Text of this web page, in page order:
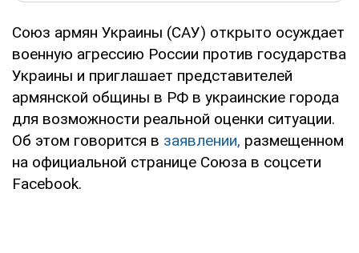
Союз армян Украины (САУ) открыто осуждает
военную агрессию России против государства
Украины и приглашает представителей
армянской общины в РФ в украинские города
для возможности реальной оценки ситуации.
Об этом говорится в заявлении, размещенном
на официальной странице Союза в соцсети
Facebook.